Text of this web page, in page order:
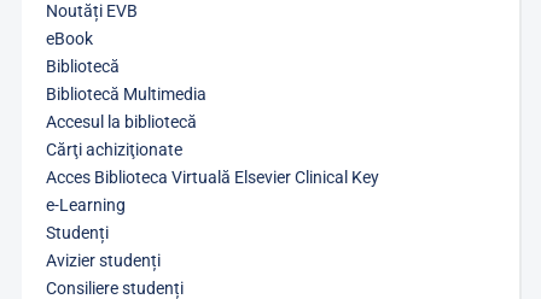
Noutăți EVB
eBook
Bibliotecă
Bibliotecă Multimedia
Accesul la bibliotecă
Cărţi achiziţionate
Acces Biblioteca Virtuală Elsevier Clinical Key
e-Learning
Studenți
Avizier studenți
Consiliere studenți